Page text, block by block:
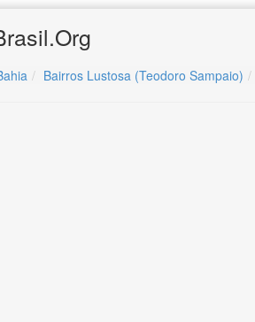
Bairros Lustosa (Teodoro Sampaio)